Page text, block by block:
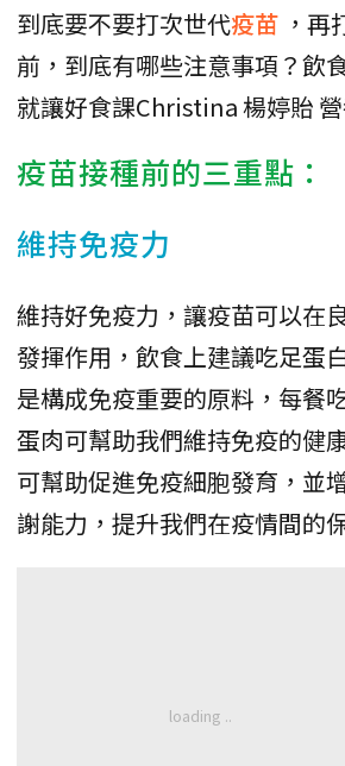
到底要不要打次世代疫苗 ，再
前，到底有哪些注意事項？飲
就讓好食課Christina 楊婷貽 營
疫苗接種前的三重點：
維持免疫力
維持好免疫力，讓疫苗可以在
發揮作用，飲食上建議吃足蛋
是構成免疫重要的原料，每餐
蛋肉可幫助我們維持免疫的健
可幫助促進免疫細胞發育，並
謝能力，提升我們在疫情間的